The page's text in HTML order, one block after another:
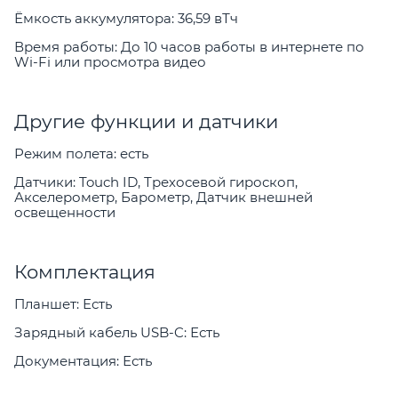
Ёмкость аккумулятора: 36,59 вТч
Время работы: До 10 часов работы в интернете по
Wi-Fi или просмотра видео
Другие функции и датчики
Режим полета: есть
Датчики: Touch ID, Трехосевой гироскоп,
Акселерометр, Барометр, Датчик внешней
освещенности
Комплектация
Планшет: Есть
Зарядный кабель USB-C: Есть
Документация: Есть